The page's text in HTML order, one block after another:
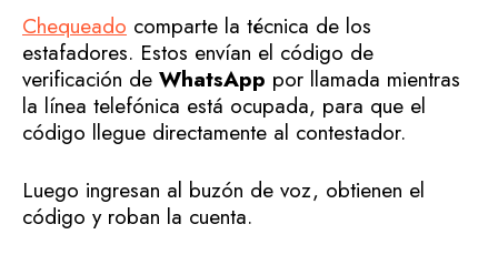
Chequeado comparte la técnica de los
estafadores. Estos envían el código de
verificación de WhatsApp por llamada mientras
la línea telefónica está ocupada, para que el
código llegue directamente al contestador.
Luego ingresan al buzón de voz, obtienen el
código y roban la cuenta.